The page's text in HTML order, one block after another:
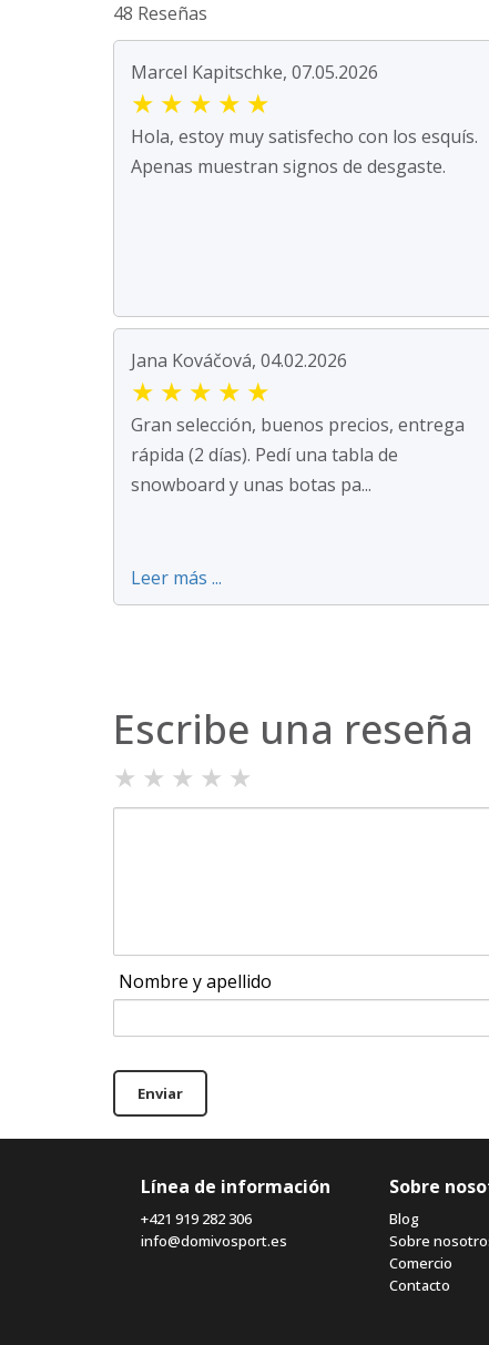
48 Reseñas
Marcel Kapitschke, 07.05.2026
★ ★ ★ ★ ★
Hola, estoy muy satisfecho con los esquís.
Apenas muestran signos de desgaste.
Jana Kováčová, 04.02.2026
★ ★ ★ ★ ★
Gran selección, buenos precios, entrega
rápida (2 días). Pedí una tabla de
snowboard y unas botas pa...
Leer más ...
Escribe una reseña
★ ★ ★ ★ ★
Nombre y apellido
Enviar
Línea de información
+421 919 282 306
info@domivosport.es
Sobre
Blog
Sobre
Comercio
Contacto